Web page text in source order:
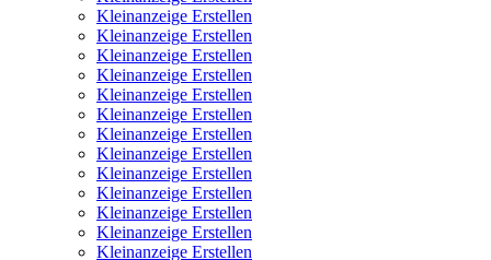
Kleinanzeige Erstellen
Kleinanzeige Erstellen
Kleinanzeige Erstellen
Kleinanzeige Erstellen
Kleinanzeige Erstellen
Kleinanzeige Erstellen
Kleinanzeige Erstellen
Kleinanzeige Erstellen
Kleinanzeige Erstellen
Kleinanzeige Erstellen
Kleinanzeige Erstellen
Kleinanzeige Erstellen
Kleinanzeige Erstellen